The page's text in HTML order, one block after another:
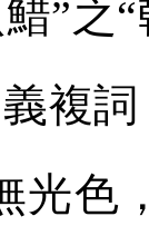
”之“
複
光色